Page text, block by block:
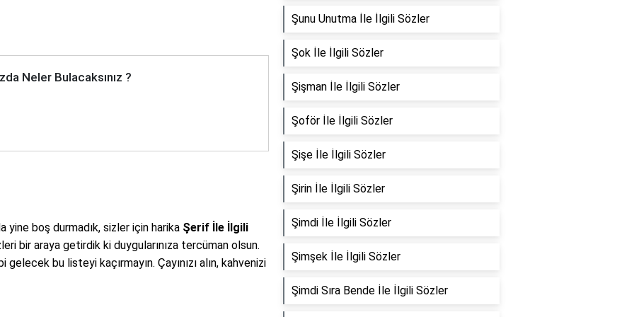
Neler Bulacaksınız ?
yine boş durmadık, sizler için harika Şerif İle İlgili
bir araya getirdik ki duygularınıza tercüman olsun.
bu listeyi kaçırmayın. Çayınızı alın, kahvenizi
Şunu Unutma İle İlgili Sözler
Şok İle İlgili Sözler
Şişman İle İlgili Sözler
Şoför İle İlgili Sözler
Şişe İle İlgili Sözler
Şirin İle İlgili Sözler
Şimdi İle İlgili Sözler
Şimşek İle İlgili Sözler
Şimdi Sıra Bende İle İlgili Sözler